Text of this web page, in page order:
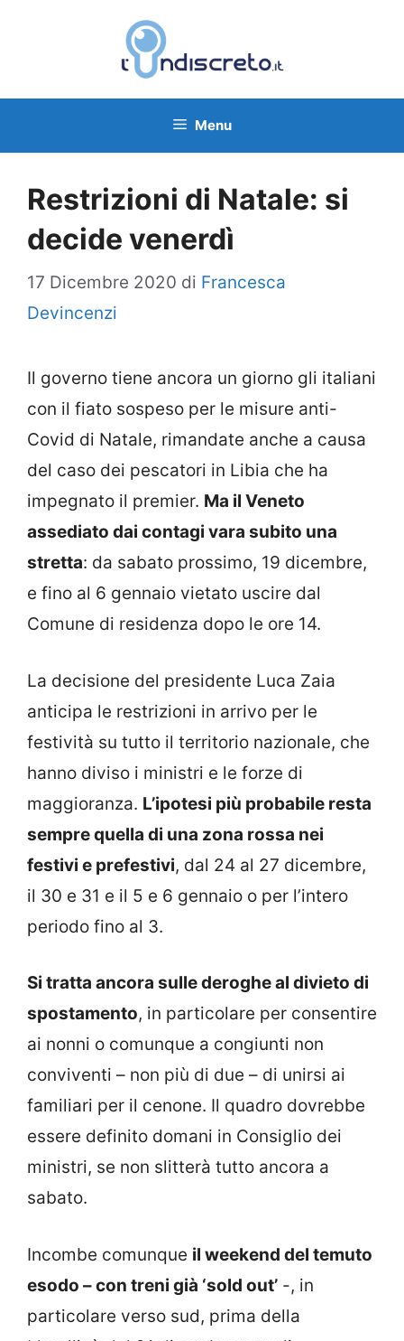
Menu
Restrizioni di Natale: si
decide venerdì
17 Dicembre 2020 di Francesca
Devincenzi
Il governo tiene ancora un giorno gli italiani
con il fiato sospeso per le misure anti-
Covid di Natale, rimandate anche a causa
del caso dei pescatori in Libia che ha
impegnato il premier. Ma il Veneto
assediato dai contagi vara subito una
stretta: da sabato prossimo, 19 dicembre,
e fino al 6 gennaio vietato uscire dal
Comune di residenza dopo le ore 14.
La decisione del presidente Luca Zaia
anticipa le restrizioni in arrivo per le
festività su tutto il territorio nazionale, che
hanno diviso i ministri e le forze di
maggioranza. L’ipotesi più probabile resta
sempre quella di una zona rossa nei
festivi e prefestivi, dal 24 al 27 dicembre,
il 30 e 31 e il 5 e 6 gennaio o per l’intero
periodo fino al 3.
Si tratta ancora sulle deroghe al divieto di
spostamento, in particolare per consentire
ai nonni o comunque a congiunti non
conviventi – non più di due – di unirsi ai
familiari per il cenone. Il quadro dovrebbe
essere definito domani in Consiglio dei
ministri, se non slitterà tutto ancora a
sabato.
Incombe comunque il weekend del temuto
esodo – con treni già ‘sold out’ -, in
particolare verso sud, prima della